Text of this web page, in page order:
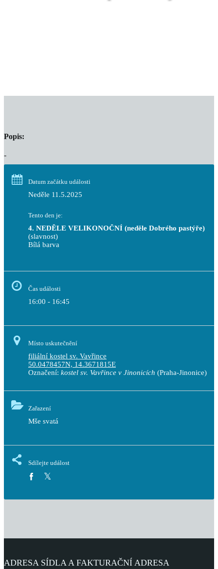
Popis:
-
Datum začátku události
Neděle 11.5.2025
Tento den je:
4. NEDĚLE VELIKONOČNÍ (neděle Dobrého pastýře)
(slavnost)
Bílá barva
Čas události
16:00 - 16:45
Místo uskutečnění
filiální kostel sv. Vavřince
50.0478457N, 14.3671815E
Označení: kostel sv. Vavřince v Jinonicích (Praha-Jinonice)
Zařazení
Mše svatá
Sdílejte událost
ADRESA SÍDLA A FAKTURAČNÍ ADRESA